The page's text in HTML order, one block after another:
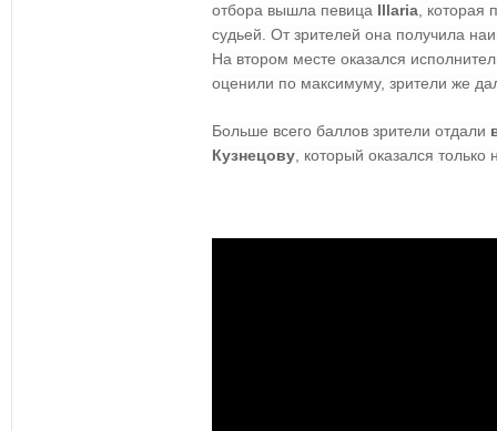
отбора вышла певица Illaria ,
судьей. От зрителей она получила
На втором месте оказался
оценили по максимуму, зрители же
Больше всего баллов зрители отдали
Кузнецову , который оказался